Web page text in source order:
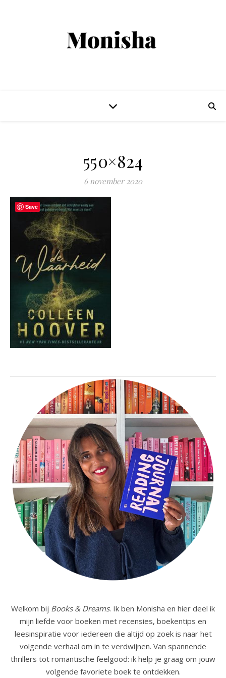
550×824
6 november 2020
Welkom bij Books & Dreams. Ik ben Monisha en hier deel ik
mijn liefde voor boeken met recensies, boekentips en
leesinspiratie voor iedereen die altijd op zoek is naar het
volgende verhaal om in te verdwijnen. Van spannende
thrillers tot romantische feelgood: ik help je graag om jouw
volgende favoriete boek te ontdekken.
Save